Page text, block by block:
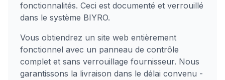
fonctionnalités. Ceci est documenté et verrouillé
dans le système BIYRO.
Vous obtiendrez un site web entièrement
fonctionnel avec un panneau de contrôle
complet et sans verrouillage fournisseur. Nous
garantissons la livraison dans le délai convenu -